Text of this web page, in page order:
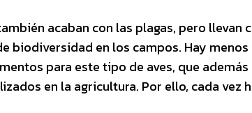
acaban con las plagas, pero llevan
biodiversidad en los campos. Hay
para este tipo de aves, que
en la agricultura. Por ello, cada vez